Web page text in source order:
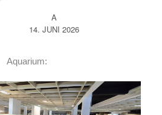
A
14. JUNI 2026
Aquarium: